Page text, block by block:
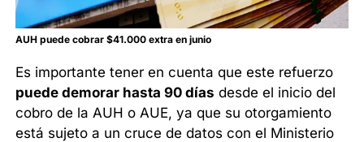
AUH puede cobrar $41.000 extra en junio
Es importante tener en cuenta que este refuerzo
puede demorar hasta 90 días desde el inicio del
cobro de la AUH o AUE, ya que su otorgamiento
está sujeto a un cruce de datos con el Ministerio